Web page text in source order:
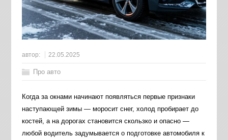
автор: 22.05.2025
Про авто
Когда за окнами начинают появляться первые признаки
наступающей зимы — моросит снег, холод пробирает до
костей, а на дорогах становится скользко и опасно —
любой водитель задумывается о подготовке автомобиля к